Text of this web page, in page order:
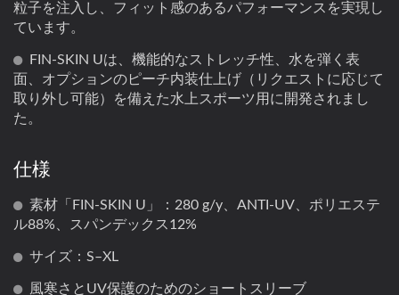
粒子を注入し、フィット感のあるパフォーマンスを実現し
ています。
FIN-SKIN Uは、機能的なストレッチ性、水を弾く表
面、オプションのピーチ内装仕上げ（リクエストに応じて
取り外し可能）を備えた水上スポーツ用に開発されまし
た。
仕様
素材「FIN-SKIN U」：280 g/y、ANTI-UV、ポリエステ
ル88%、スパンデックス12%
サイズ：S–XL
風寒さとUV保護のためのショートスリーブ